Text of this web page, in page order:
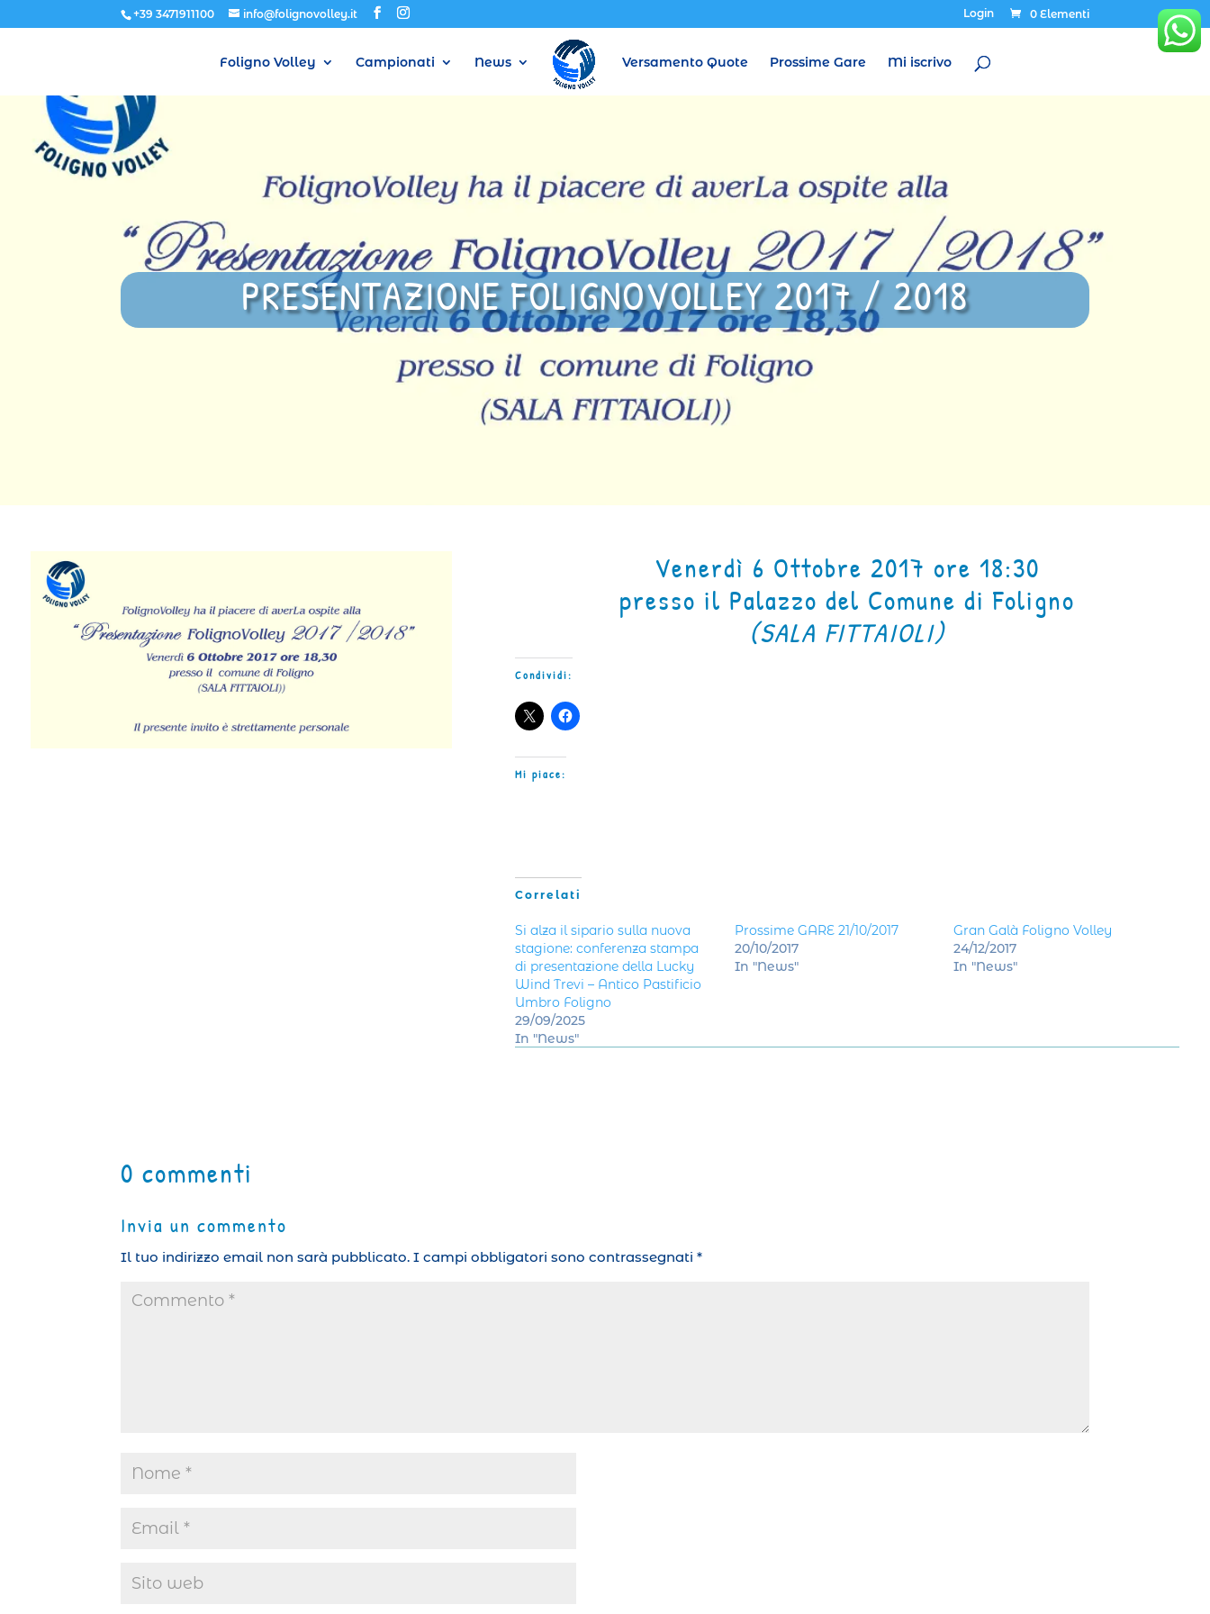
+39 3471911100 info@folignovolley.it Login 0 Elementi
Foligno Volley Campionati News Versamento Quote Prossime Gare Mi iscrivo
PRESENTAZIONE FOLIGNOVOLLEY 2017 / 2018
Venerdì 6 Ottobre 2017 ore 18:30
presso il Palazzo del Comune di Foligno
(SALA FITTAIOLI)
Condividi:
Mi piace:
Correlati
Si alza il sipario sulla nuova
stagione: conferenza stampa
di presentazione della Lucky
Wind Trevi – Antico Pastificio
Umbro Foligno
29/09/2025
In "News"
Prossime GARE 21/10/2017
20/10/2017
In "News"
Gran Galà Foligno Volley
24/12/2017
In "News"
0 commenti
Invia un commento
Il tuo indirizzo email non sarà pubblicato. I campi obbligatori sono contrassegnati*